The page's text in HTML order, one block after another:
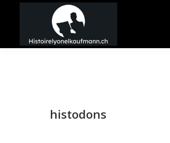
navigation
principal
barreHistoire
histodons